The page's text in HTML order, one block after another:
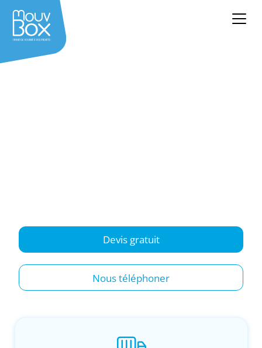
Devis gratuit
Nous téléphoner